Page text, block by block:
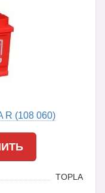
R (108 060)
TOPLA